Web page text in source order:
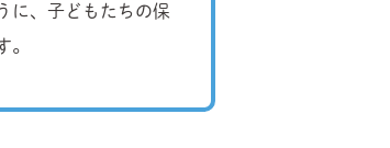
に、子どもたちの保
。